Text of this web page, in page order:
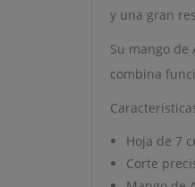
y una gran
Su mango de
combina
Hoja de 7
Corte